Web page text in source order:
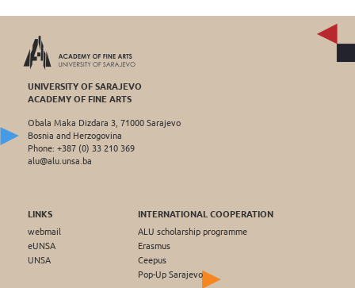
UNIVERSITY OF SARAJEVO
ACADEMY OF FINE ARTS
Obala Maka Dizdara 3, 71000 Sarajevo
Bosnia and Herzogovina
Phone: +387 (0) 33 210 369
alu@alu.unsa.ba
LINKS
webmail
eUNSA
UNSA
INTERNATIONAL COOPERATION
ALU scholarship programme
Erasmus
Ceepus
Pop-Up Sarajevo